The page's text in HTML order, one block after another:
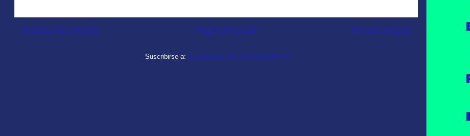
Entrada más reciente Entrada antigua
Página Principal
Suscribirse a: Comentarios de la entrada (Atom)